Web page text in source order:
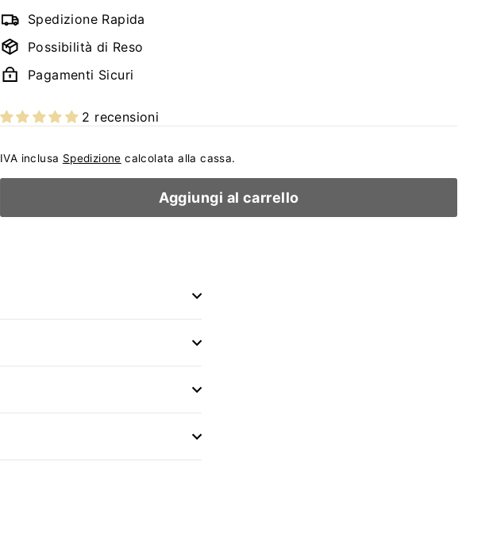
Spedizione Rapida
Possibilità di Reso
Pagamenti Sicuri
2 recensioni
IVA inclusa Spedizione calcolata alla cassa.
Aggiungi al carrello